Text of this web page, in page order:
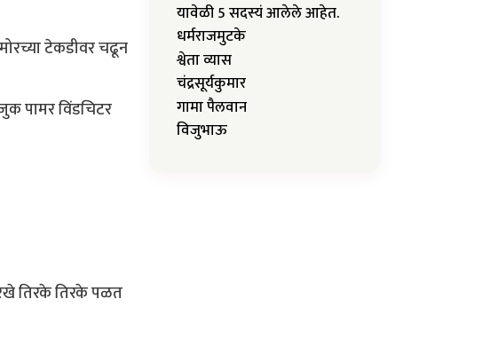
टेकडीवर चढून
पामर विंडचिटर
तिरके तिरके पळत
यावेळी 5 सदस्यं आलेले आहेत.
धर्मराजमुटके
श्वेता व्यास
चंद्रसूर्यकुमार
गामा पैलवान
विजुभाऊ